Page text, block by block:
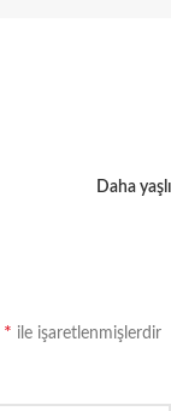
Daha yaşlı
* ile işaretlenmişlerdir